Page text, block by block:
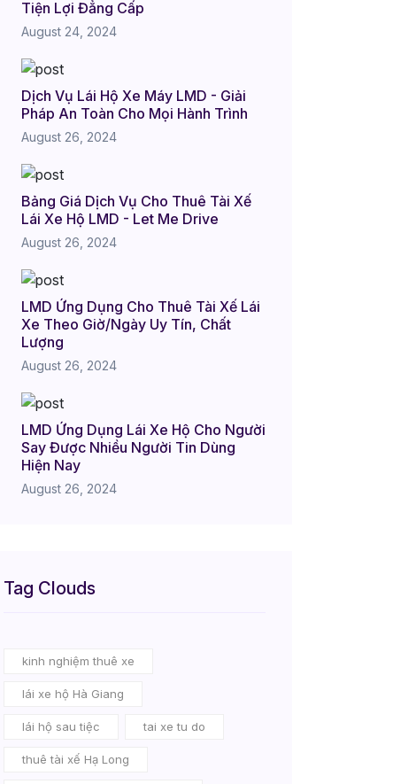
Tiện Lợi Đẳng Cấp
August 24, 2024
Dịch Vụ Lái Hộ Xe Máy LMD - Giải
Pháp An Toàn Cho Mọi Hành Trình
August 26, 2024
Bảng Giá Dịch Vụ Cho Thuê Tài Xế
Lái Xe Hộ LMD - Let Me Drive
August 26, 2024
LMD Ứng Dụng Cho Thuê Tài Xế Lái
Xe Theo Giờ/Ngày Uy Tín, Chất
Lượng
August 26, 2024
LMD Ứng Dụng Lái Xe Hộ Cho Người
Say Được Nhiều Người Tin Dùng
Hiện Nay
August 26, 2024
Tag Clouds
kinh nghiệm thuê xe
lái xe hộ Hà Giang
lái hộ sau tiệc tai xe tu do
thuê tài xế Hạ Long